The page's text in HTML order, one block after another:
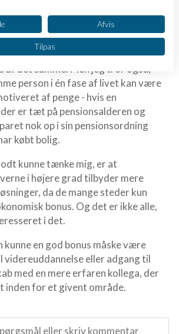
decideret bonus ser jeg det ikke
at vi som mennesker ikke
af det samme. Men jeg tror også,
person i én fase af livet kan være
af penge - hvis en
er tæt på pensionsalderen og
nok op i sin pensionsordning
købt bolig.
kunne tænke mig, er at
i højere grad tilbyder mere
da de mange steder kun
bonus. Og det er ikke alle,
i det.
kunne en god bonus måske være
videreuddannelse eller adgang til
med en mere erfaren kollega, der
inden for et givent område.
leverandører)
formål:
tilgå oplysninger på en
oplysninger til at vælge
tilpasset annoncering
at vælge tilpasset
at tilpasse indhold
vælge tilpasset indhold
gennem statistikker eller
Afvis
Tilpas